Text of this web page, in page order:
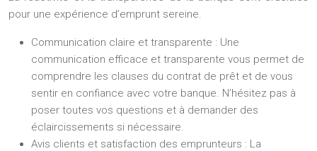
pour une expérience d’emprunt sereine.
Communication claire et transparente : Une
communication efficace et transparente vous permet de
comprendre les clauses du contrat de prêt et de vous
sentir en confiance avec votre banque. N’hésitez pas à
poser toutes vos questions et à demander des
éclaircissements si nécessaire.
Avis clients et satisfaction des emprunteurs : La